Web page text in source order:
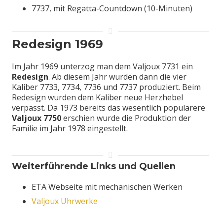
7737, mit Regatta-Countdown (10-Minuten)
Redesign 1969
Im Jahr 1969 unterzog man dem Valjoux 7731 ein
Redesign. Ab diesem Jahr wurden dann die vier
Kaliber 7733, 7734, 7736 und 7737 produziert. Beim
Redesign wurden dem Kaliber neue Herzhebel
verpasst. Da 1973 bereits das wesentlich populärere
Valjoux 7750erschien wurde die Produktion der
Familie im Jahr 1978 eingestellt.
Weiterführende Links und Quellen
ETA Webseite mit mechanischen Werken
Valjoux Uhrwerke